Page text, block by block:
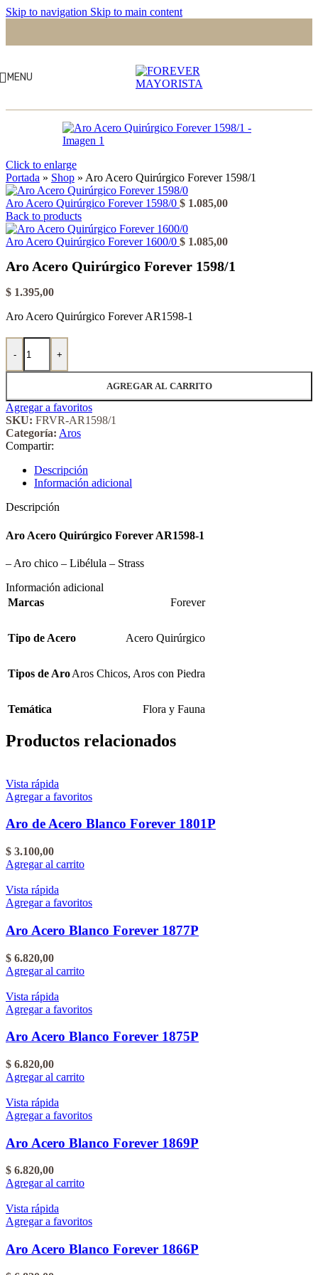
Skip to navigation Skip to main content
MENU
Click to enlarge
Portada » Shop » Aro Acero Quirúrgico Forever 1598/1
Aro Acero Quirúrgico Forever 1598/0 $ 1.085,00
Back to products
Aro Acero Quirúrgico Forever 1600/0 $ 1.085,00
Aro Acero Quirúrgico Forever 1598/1
$ 1.395,00
Aro Acero Quirúrgico Forever AR1598-1
-
Aro Acero Quirúrgico Forever 1598/1 cantidad
+
AGREGAR AL CARRITO
Agregar a favoritos
SKU: FRVR-AR1598/1
Categoría: Aros
Compartir:
Descripción
Información adicional
Descripción
Aro Acero Quirúrgico Forever AR1598-1
– Aro chico – Libélula – Strass
Información adicional
Marcas
Forever
Tipo de Acero Acero Quirúrgico
Tipos de AroAros Chicos, Aros con Piedra
Temática Flora y Fauna
Productos relacionados
Vista rápida
Agregar a favoritos
Aro de Acero Blanco Forever 1801P
$ 3.100,00
Agregar al carrito
Vista rápida
Agregar a favoritos
Aro Acero Blanco Forever 1877P
$ 6.820,00
Agregar al carrito
Vista rápida
Agregar a favoritos
Aro Acero Blanco Forever 1875P
$ 6.820,00
Agregar al carrito
Vista rápida
Agregar a favoritos
Aro Acero Blanco Forever 1869P
$ 6.820,00
Agregar al carrito
Vista rápida
Agregar a favoritos
Aro Acero Blanco Forever 1866P